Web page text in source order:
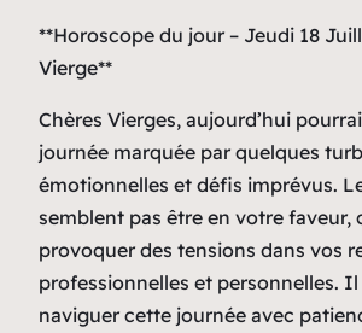
**Horoscope du jour – Jeudi 18
Vierge**
Chères Vierges, aujourd’hui
journée marquée par quelques
émotionnelles et défis imprévus.
semblent pas être en votre faveur,
provoquer des tensions dans vos
professionnelles et personnelles.
naviguer cette journée avec